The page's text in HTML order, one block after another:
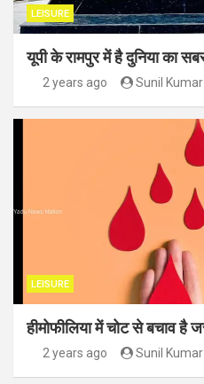
LEISURE
यूपी के रामपुर में है दुनिया का
2 years ago Sunil
LEISURE
हीमोफीलिया में चोट से बचाव है
2 years ago Sunil